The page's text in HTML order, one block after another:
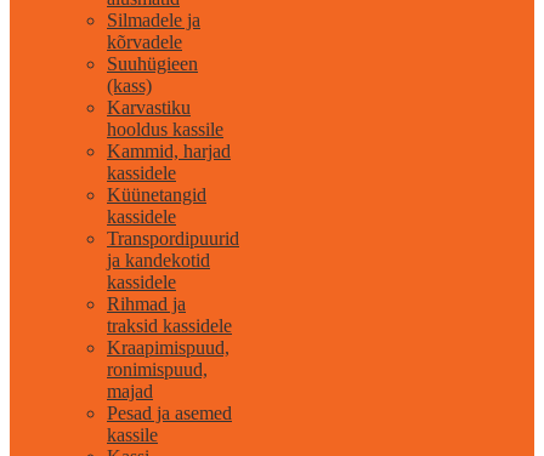
Silmadele ja
kõrvadele
Suuhügieen
(kass)
Karvastiku
hooldus kassile
Kammid, harjad
kassidele
Küünetangid
kassidele
Transpordipuurid
ja kandekotid
kassidele
Rihmad ja
traksid kassidele
Kraapimispuud,
ronimispuud,
majad
Pesad ja asemed
kassile